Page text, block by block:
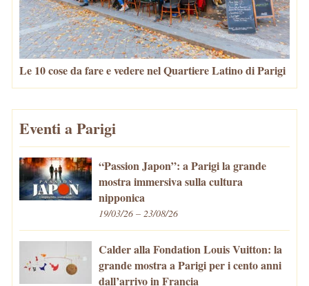
Le 10 cose da fare e vedere nel Quartiere Latino di Parigi
Eventi a Parigi
“Passion Japon”: a Parigi la grande
mostra immersiva sulla cultura
nipponica
19/03/26 – 23/08/26
Calder alla Fondation Louis Vuitton: la
grande mostra a Parigi per i cento anni
dall’arrivo in Francia